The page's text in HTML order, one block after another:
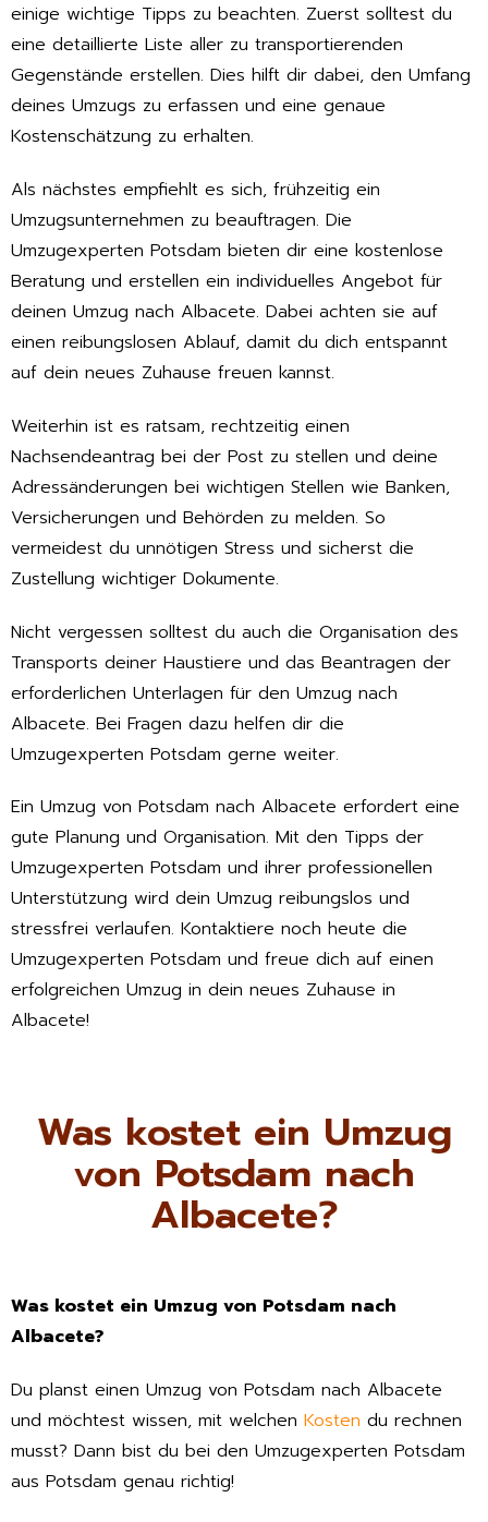
einige wichtige Tipps zu beachten. Zuerst solltest du
eine detaillierte Liste aller zu transportierenden
Gegenstände erstellen. Dies hilft dir dabei, den Umfang
deines Umzugs zu erfassen und eine genaue
Kostenschätzung zu erhalten.
Als nächstes empfiehlt es sich, frühzeitig ein
Umzugsunternehmen zu beauftragen. Die
Umzugexperten Potsdam bieten dir eine kostenlose
Beratung und erstellen ein individuelles Angebot für
deinen Umzug nach Albacete. Dabei achten sie auf
einen reibungslosen Ablauf, damit du dich entspannt
auf dein neues Zuhause freuen kannst.
Weiterhin ist es ratsam, rechtzeitig einen
Nachsendeantrag bei der Post zu stellen und deine
Adressänderungen bei wichtigen Stellen wie Banken,
Versicherungen und Behörden zu melden. So
vermeidest du unnötigen Stress und sicherst die
Zustellung wichtiger Dokumente.
Nicht vergessen solltest du auch die Organisation des
Transports deiner Haustiere und das Beantragen der
erforderlichen Unterlagen für den Umzug nach
Albacete. Bei Fragen dazu helfen dir die
Umzugexperten Potsdam gerne weiter.
Ein Umzug von Potsdam nach Albacete erfordert eine
gute Planung und Organisation. Mit den Tipps der
Umzugexperten Potsdam und ihrer professionellen
Unterstützung wird dein Umzug reibungslos und
stressfrei verlaufen. Kontaktiere noch heute die
Umzugexperten Potsdam und freue dich auf einen
erfolgreichen Umzug in dein neues Zuhause in
Albacete!
Was kostet ein Umzug
von Potsdam nach
Albacete?
Was kostet ein Umzug von Potsdam nach
Albacete?
Du planst einen Umzug von Potsdam nach Albacete
und möchtest wissen, mit welchen Kosten du rechnen
musst? Dann bist du bei den Umzugexperten Potsdam
aus Potsdam genau richtig!